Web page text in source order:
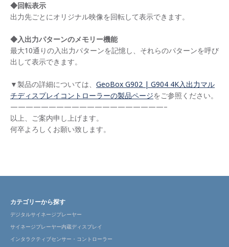
◆回転表示
出力先ごとにオリジナル映像を回転して表示できます。
◆入出力パターンのメモリー機能
最大10通りの入出力パターンを記憶し、それらのパターンを呼び
出して表示できます。
▼製品の詳細については、 GeoBox G902 | G904 4K入出力マル
チディスプレイコントローラーの製品ページをご参照ください。
————————————————————–
以上、ご案内申し上げます。
何卒よろしくお願い致します。
カテゴリーから探す
デジタルサイネージプレーヤー
サイネージプレーヤー内蔵ディスプレイ
インタラクティブセンサー・コントローラー